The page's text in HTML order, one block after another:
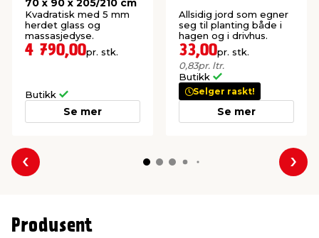
70 x 90 x 205/210 cm
Kvadratisk med 5 mm
herdet glass og
massasjedyse.
4 790,00pr. stk.
Butikk
Se mer
Allsidig jord som egner
seg til planting både i
hagen og i drivhus.
33,00pr. stk.
0,83pr. ltr.
Butikk
Selger raskt!
Se mer
Forrige
Produsent